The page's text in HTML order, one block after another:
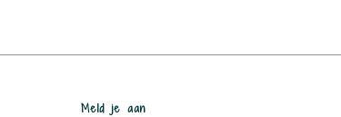
Meld je aan